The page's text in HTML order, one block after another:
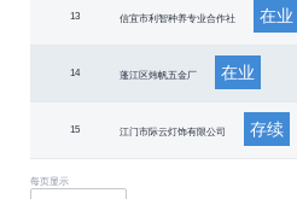
13 信宜市利智种养专业合作社 在业
14 蓬江区炜帆五金厂 在业
15 江门市际云灯饰有限公司 存续
每页显示